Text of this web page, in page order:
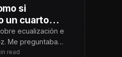
si
un cuarto
ecualización e
Me preguntaba
más efectiva
read